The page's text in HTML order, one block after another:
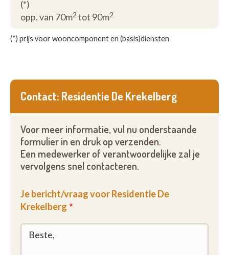
(*)
opp. van 70m2 tot 90m2
(*) prijs voor wooncomponent en (basis)diensten
Contact: Residentie De Krekelberg
Voor meer informatie, vul nu onderstaande
formulier in en druk op verzenden.
Een medewerker of verantwoordelijke zal je
vervolgens snel contacteren.
Je bericht/vraag voor Residentie De
Krekelberg